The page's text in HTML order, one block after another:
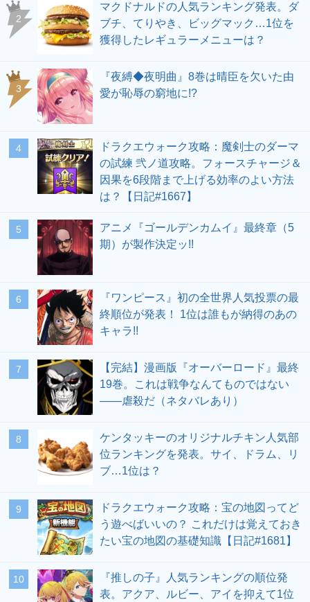
マクドナルドの人気ランキング発表。ダ
ブチ、てりやき、ビッグマック…1位を
獲得したレギュラーメニューは？
『夜縛◆夜明曲』8巻は晴臣を欠いた由
愛が恥辱の窮地に!?
ドラクエウォーク攻略：魔剣士のダーマ
の試練 弐ノ道攻略。フォースチャージ＆
因果を6段階まで上げる効率のよい方法
は？【日記#1667】
アニメ『ゴールデンカムイ』最終章（5
期）が製作決定ッ!!
『ワンピース』初の全世界人気投票の最
終順位が発表！ 1位は誰もが納得のあの
キャラ!!
【完結】漫画版『オーバーロード』最終
19巻。これは戦争なんてものではない
――虐殺だ（ネタバレあり）
ケンタッキーのオリジナルチキン人気部
位ランキングを発表。サイ、ドラム、リ
ブ…1位は？
ドラクエウォーク攻略：宝の地図ってど
う遊べばいいの？ これだけは覚えておき
たい宝の地図の基礎知識【日記#1681】
『推しの子』人気ランキングの順位発
表。アクア、ルビー、アイを抑えて1位